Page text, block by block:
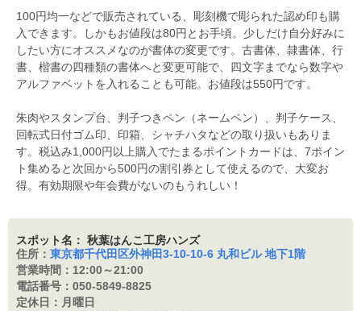
100円均一などで販売されている、彫刻機で彫られた認め印も購
入できます。しかもお値段は80円とお手頃。少しだけ自分好みに
したい方にオススメなのが書体の変更です。古書体、隷書体、行
書、楷書の四種類の書体へと変更可能で、四文字までなら数字や
アルファベットを入れることも可能。お値段は550円です。
朱肉やスタンプ台、判子つきペン（ネームペン）、判子ケース、
回転式日付ゴム印、印箱、シャチハタなどの取り扱いもありま
す。税込み1,000円以上購入でたまるポイントカードは、7ポイン
ト集めると次回から500円の割引券として使えるので、大変お
得。有効期限や年会費がないのもうれしい！
スポット名： 秋葉はんこ工房ハンズ
住所： 東京都千代田区外神田3-10-10-6 丸和ビル 地下1階
営業時間： 12:00～21:00
電話番号： 050-5849-8825
定休日： 月曜日